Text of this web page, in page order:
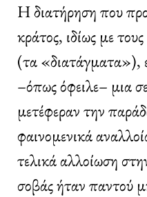
Η διατήρηση που
κράτος, ιδίως με
(τα «διατάγματα»),
–όπως όφειλε– μια
μετέφεραν την
φαινομενικά
τελικά αλλοίωση
σοβάς ήταν παντού